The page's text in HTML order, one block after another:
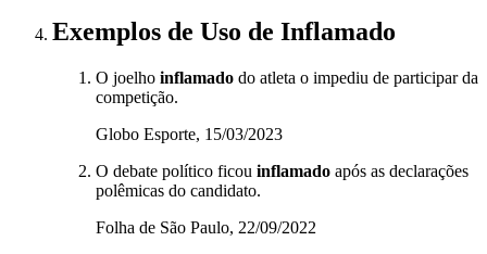
Exemplos de Uso de Inflamado
O joelho inflamado do atleta o impediu de participar da
competição.
Globo Esporte, 15/03/2023
O debate político ficou inflamado após as declarações
polêmicas do candidato.
Folha de São Paulo, 22/09/2022